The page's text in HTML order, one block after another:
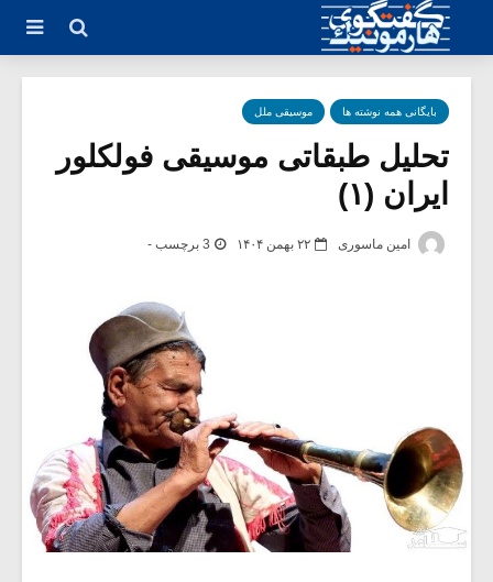
بایگانی همه نوشته ها موسیقی ملل
تحلیل طبقاتی موسیقی فولکلور
ایران (۱)
امین ماسوری ۲۲ بهمن ۱۴۰۴ 3 برچسب -